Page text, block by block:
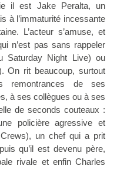
il est Jake Peralta, un
à l’immaturité incessante
L’acteur s’amuse, et
n’est pas sans rappeler
Saturday Night Live) ou
On rit beaucoup, surtout
remontrances de ses
à ses collègues ou à ses
de seconds couteaux :
policière agressive et
un chef qui a prit
qu’il est devenu père,
rivale et enfin Charles